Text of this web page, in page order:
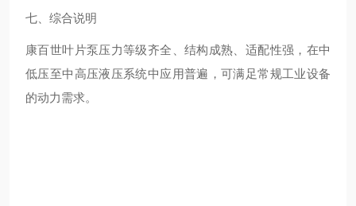
七、综合说明
康百世叶片泵压力等级齐全、结构成熟、适配性强，在中
低压至中高压液压系统中应用普遍，可满足常规工业设备
的动力需求。